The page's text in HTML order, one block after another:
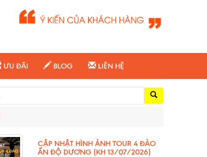
ƯU ĐÃI BLOG LIÊN HỆ
CẬP NHẬT HÌNH ẢNH TOUR 4 ĐẢO
ẤN ĐỘ DƯƠNG (KH 13/07/2026)